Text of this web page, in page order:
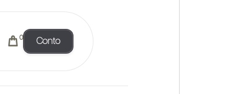
0 Conto